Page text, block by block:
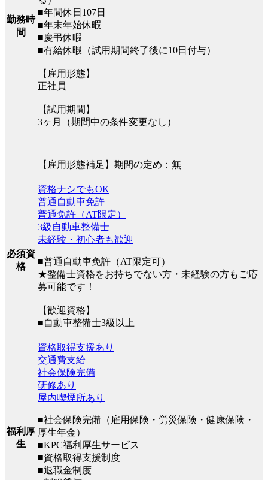
勤務時
間
■年間休日107日
■年末年始休暇
■慶弔休暇
■有給休暇（試用期間終了後に10日付与）
【雇用形態】
正社員
【試用期間】
3ヶ月（期間中の条件変更なし）
【雇用形態補足】期間の定め：無
必須資
格
資格ナシでもOK
普通自動車免許
普通免許（AT限定）
3級自動車整備士
未経験・初心者も歓迎
■普通自動車免許（AT限定可）
★整備士資格をお持ちでない方・未経験の方もご応
募可能です！
【歓迎資格】
■自動車整備士3級以上
福利厚
生
資格取得支援あり
交通費支給
社会保険完備
研修あり
屋内喫煙所あり
■社会保険完備（雇用保険・労災保険・健康保険・
厚生年金）
■KPC福利厚生サービス
■資格取得支援制度
■退職金制度